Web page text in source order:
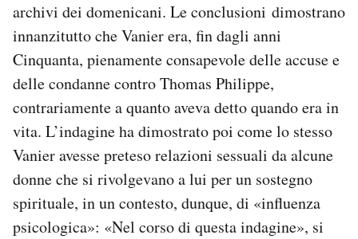
archivi dei domenicani. Le conclusioni dimostrano
innanzitutto che Vanier era, fin dagli anni
Cinquanta, pienamente consapevole delle accuse e
delle condanne contro Thomas Philippe,
contrariamente a quanto aveva detto quando era in
vita. L’indagine ha dimostrato poi come lo stesso
Vanier avesse preteso relazioni sessuali da alcune
donne che si rivolgevano a lui per un sostegno
spirituale, in un contesto, dunque, di «influenza
psicologica»: «Nel corso di questa indagine», si